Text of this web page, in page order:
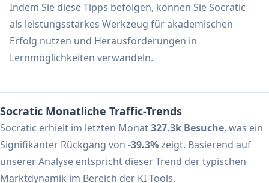
Indem Sie diese Tipps befolgen, können Sie Socratic
als leistungsstarkes Werkzeug für akademischen
Erfolg nutzen und Herausforderungen in
Lernmöglichkeiten verwandeln.
Socratic Monatliche Traffic-Trends
Socratic erhielt im letzten Monat327.3k Besuche, was ein
Signifikanter Rückgang von -39.3%zeigt. Basierend auf
unserer Analyse entspricht dieser Trend der typischen
Marktdynamik im Bereich der KI-Tools.